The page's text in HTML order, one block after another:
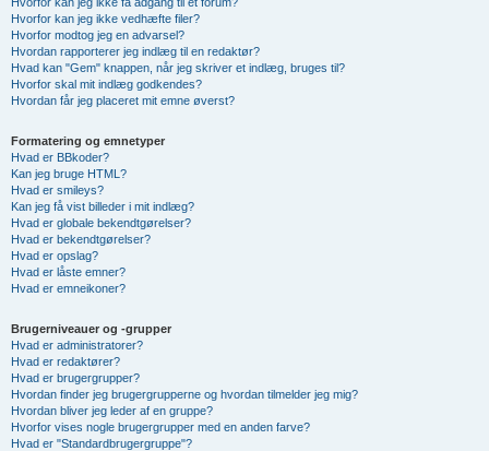
Hvorfor kan jeg ikke vedhæfte filer?
Hvorfor modtog jeg en advarsel?
Hvordan rapporterer jeg indlæg til en redaktør?
Hvad kan "Gem" knappen, når jeg skriver et indlæg, bruges til?
Hvorfor skal mit indlæg godkendes?
Hvordan får jeg placeret mit emne øverst?
Formatering og emnetyper
Hvad er BBkoder?
Kan jeg bruge HTML?
Hvad er smileys?
Kan jeg få vist billeder i mit indlæg?
Hvad er globale bekendtgørelser?
Hvad er bekendtgørelser?
Hvad er opslag?
Hvad er låste emner?
Hvad er emneikoner?
Brugerniveauer og -grupper
Hvad er administratorer?
Hvad er redaktører?
Hvad er brugergrupper?
Hvordan finder jeg brugergrupperne og hvordan tilmelder jeg mig?
Hvordan bliver jeg leder af en gruppe?
Hvorfor vises nogle brugergrupper med en anden farve?
Hvad er "Standardbrugergruppe"?